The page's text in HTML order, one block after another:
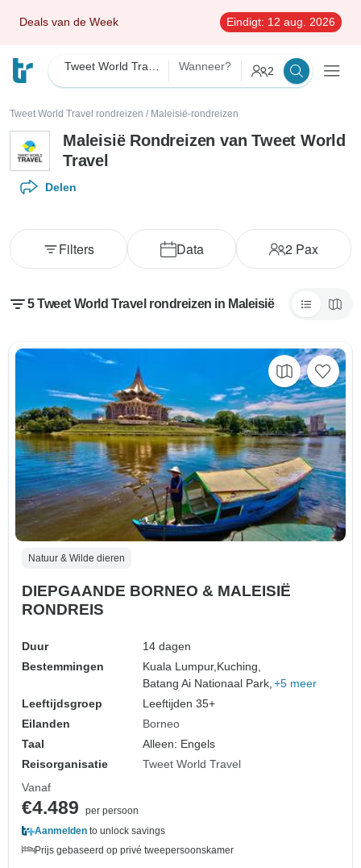
Deals van de Week Eindigt: 12 aug. 2026
Wanneer? 2
Tweet World Travel rondreizen / Maleisië-rondreizen
Maleisië Rondreizen van Tweet World
Travel
Delen
Data 2 Pax
Filters
5 Tweet World Travel rondreizen in Maleisië
Natuur & Wilde dieren
DIEPGAANDE BORNEO & MALEISIË
RONDREIS
Duur
14 dagen
Bestemmingen
Kuala Lumpur, Kuching,
Batang Ai Nationaal Park, +5 meer
Leeftijdsgroep
Leeftijden 35+
Eilanden
Borneo
Taal
Alleen: Engels
Reisorganisatie
Tweet World Travel
Vanaf
€4.489
per persoon
Aanmelden to unlock savings
Prijs gebaseerd op privé tweepersoonskamer